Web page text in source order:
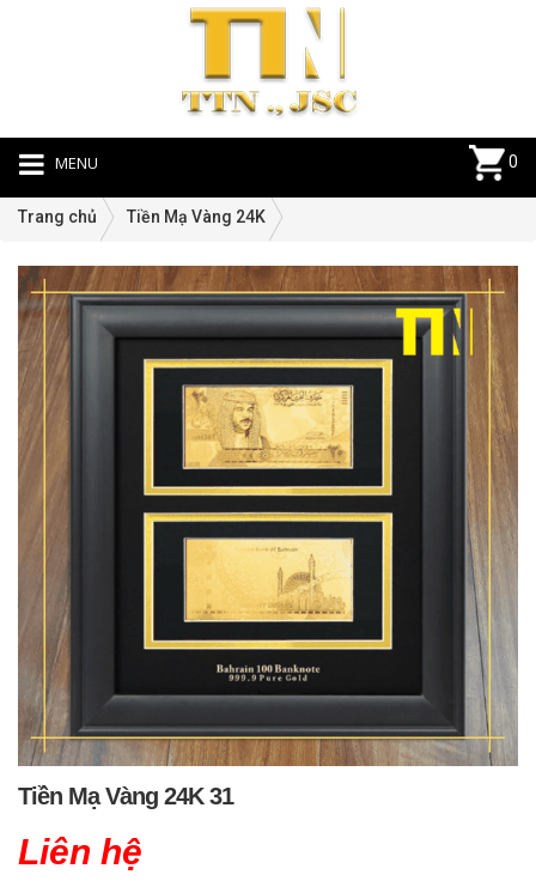
MENU 0
Trang chủ Tiền Mạ Vàng 24K
Tiền Mạ Vàng 24K 31
Liên hệ